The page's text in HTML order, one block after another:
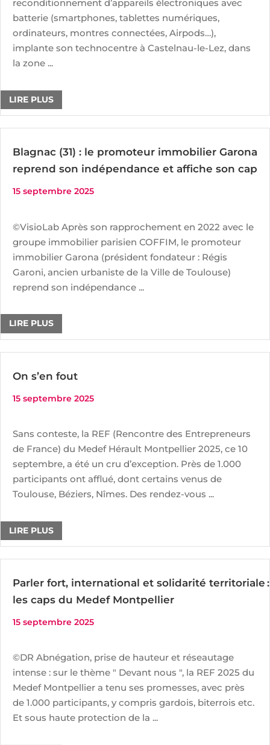
reconditionnement d’appareils électroniques avec
batterie (smartphones, tablettes numériques,
ordinateurs, montres connectées, Airpods…),
implante son technocentre à Castelnau-le-Lez, dans
la zone ...
LIRE PLUS
Blagnac (31) : le promoteur immobilier Garona
reprend son indépendance et affiche son cap
15 septembre 2025
©VisioLab Après son rapprochement en 2022 avec le
groupe immobilier parisien COFFIM, le promoteur
immobilier Garona (président fondateur : Régis
Garoni, ancien urbaniste de la Ville de Toulouse)
reprend son indépendance ...
LIRE PLUS
On s’en fout
15 septembre 2025
Sans conteste, la REF (Rencontre des Entrepreneurs
de France) du Medef Hérault Montpellier 2025, ce 10
septembre, a été un cru d’exception. Près de 1.000
participants ont afflué, dont certains venus de
Toulouse, Béziers, Nîmes. Des rendez-vous ...
LIRE PLUS
Parler fort, international et solidarité territoriale :
les caps du Medef Montpellier
15 septembre 2025
©DR Abnégation, prise de hauteur et réseautage
intense : sur le thème " Devant nous ", la REF 2025 du
Medef Montpellier a tenu ses promesses, avec près
de 1.000 participants, y compris gardois, biterrois etc.
Et sous haute protection de la ...